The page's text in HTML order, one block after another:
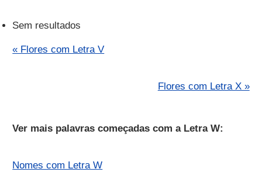
Sem resultados
« Flores com Letra V
Flores com Letra X »
Ver mais palavras começadas com a Letra W:
Nomes com Letra W